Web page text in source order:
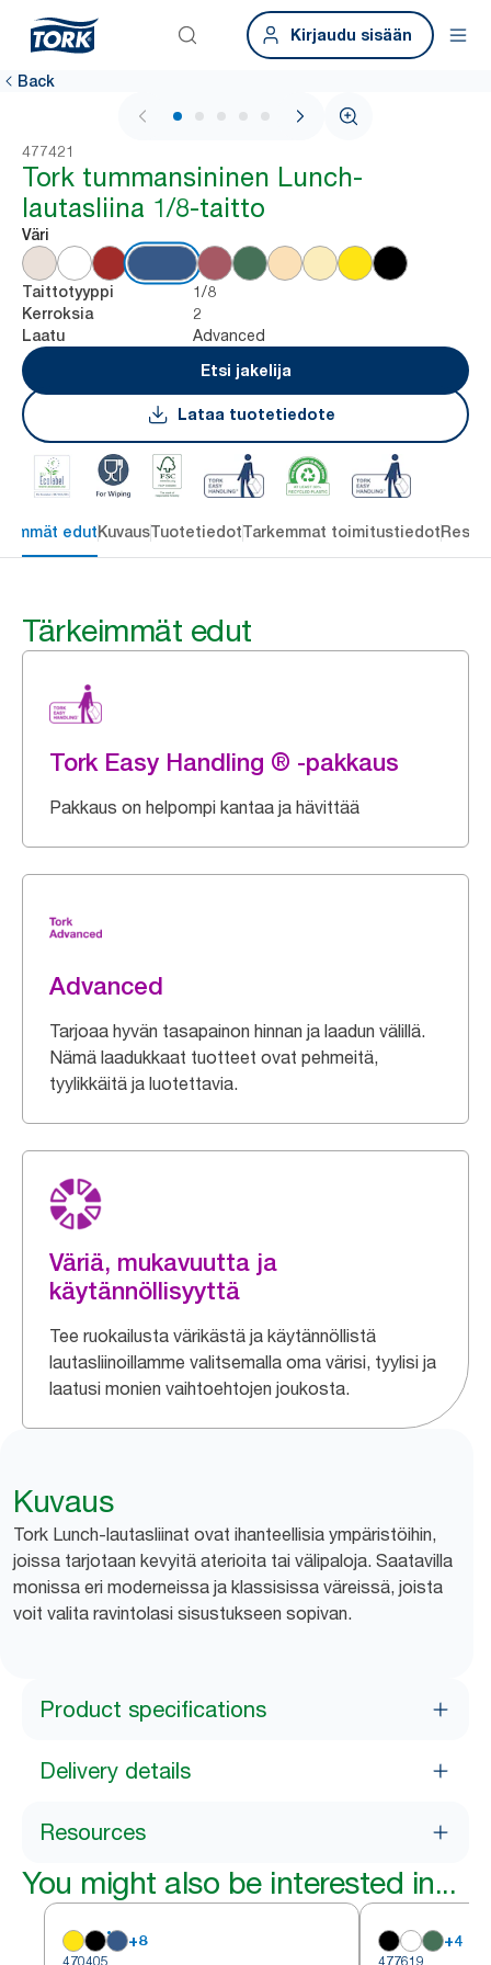
Kirjaudu sisään
Back
1 / 5
477421
Tork tummansininen Lunch-
lautasliina 1/8-taitto
Väri
Taittotyyppi 1/8
Kerroksia 2
Laatu
Advanced
Etsi jakelija
Lataa tuotetiedote
edutKuvausTuotetiedotTarkemmat toimitustiedot
Tärkeimmät edut
Tork Easy Handling ® -pakkaus
Pakkaus on helpompi kantaa ja hävittää
Advanced
Tarjoaa hyvän tasapainon hinnan ja laadun välillä.
Nämä laadukkaat tuotteet ovat pehmeitä,
tyylikkäitä ja luotettavia.
Väriä, mukavuutta ja
käytännöllisyyttä
Tee ruokailusta värikästä ja käytännöllistä
lautasliinoillamme valitsemalla oma värisi, tyylisi ja
laatusi monien vaihtoehtojen joukosta.
Kuvaus
Tork Lunch-lautasliinat ovat ihanteellisia ympäristöihin,
joissa tarjotaan kevyitä aterioita tai välipaloja. Saatavilla
monissa eri moderneissa ja klassisissa väreissä, joista
voit valita ravintolasi sisustukseen sopivan.
Product specifications
Delivery details
Resources
You might also be interested in...
+8
470405
+4
477619